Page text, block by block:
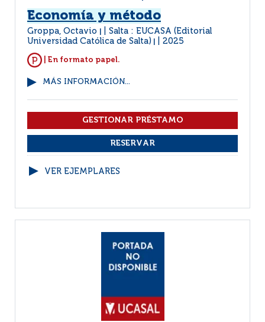
Economía y método
Groppa, Octavio
Salta : EUCASA (Editorial
Universidad Católica de Salta)
2025
| En formato papel.
MÁS INFORMACIÓN...
VER EJEMPLARES